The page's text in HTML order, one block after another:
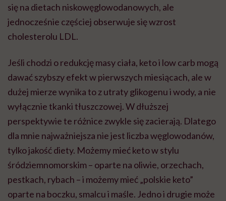
się na dietach niskowęglowodanowych, ale
jednocześnie częściej obserwuje się wzrost
cholesterolu LDL.
Jeśli chodzi o redukcję masy ciała, keto i low carb mogą
dawać szybszy efekt w pierwszych miesiącach, ale w
dużej mierze wynika to z utraty glikogenu i wody, a nie
wyłącznie tkanki tłuszczowej. W dłuższej
perspektywie te różnice zwykle się zacierają. Dlatego
dla mnie najważniejsza nie jest liczba węglowodanów,
tylko jakość diety. Możemy mieć keto w stylu
śródziemnomorskim – oparte na oliwie, orzechach,
pestkach, rybach – i możemy mieć „polskie keto”
oparte na boczku, smalcu i maśle. Jedno i drugie może